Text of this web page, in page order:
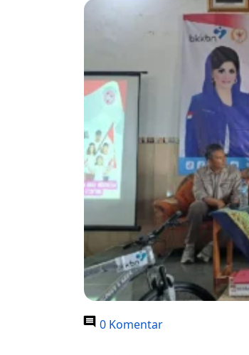
0 Komentar